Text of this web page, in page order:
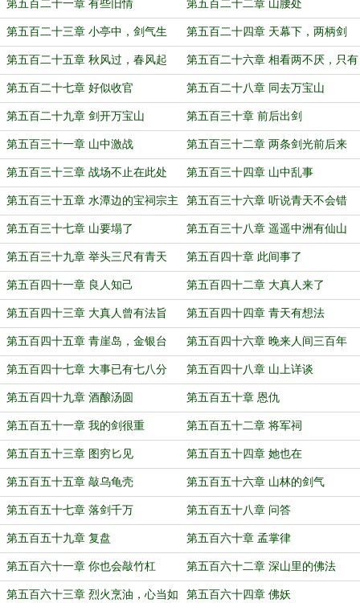
第五百二十一章 有些旧情 第五百二十二章 山腰处
第五百二十三章 小亭中，剑气生 第五百二十四章 天幕下，两柄剑
第五百二十五章 秋风过，春风起 第五百二十六章 相看两不厌，只有
静亭山
第五百二十七章 好似收官 第五百二十八章 同去万宝山
第五百二十九章 剑开万宝山 第五百三十章 前后出剑
第五百三十一章 山中激战 第五百三十二章 两条剑光前后来
第五百三十三章 战场不止在此处 第五百三十四章 山中乱事
第五百三十五章 水潭边的宝祠宗主 第五百三十六章 听说青天不会错
第五百三十七章 山要塌了 第五百三十八章 遥遥中洲有仙山
第五百三十九章 举头三尺有青天 第五百四十章 此间事了
第五百四十一章 良人知己 第五百四十二章 大真人来了
第五百四十三章 大真人曾有法旨 第五百四十四章 青天有想法
第五百四十五章 青崖岛，金银台 第五百四十六章 晚来人间三百年
第五百四十七章 大事已有七八分 第五百四十八章 山上详谈
第五百四十九章 酒酿汤圆 第五百五十章 恩仇
第五百五十一章 我的剑很重 第五百五十二章 将军祠
第五百五十三章 图穷匕见 第五百五十四章 她也在
第五百五十五章 敲乌龟壳 第五百五十六章 山林的剑气
第五百五十七章 落剑千万 第五百五十八章 问答
第五百五十九章 复盘 第五百六十章 孟掌律
第五百六十一章 你也会敲竹杠 第五百六十二章 深山里的佛法
第五百六十三章 烈火烹油，心当如 第五百六十四章 佛妖